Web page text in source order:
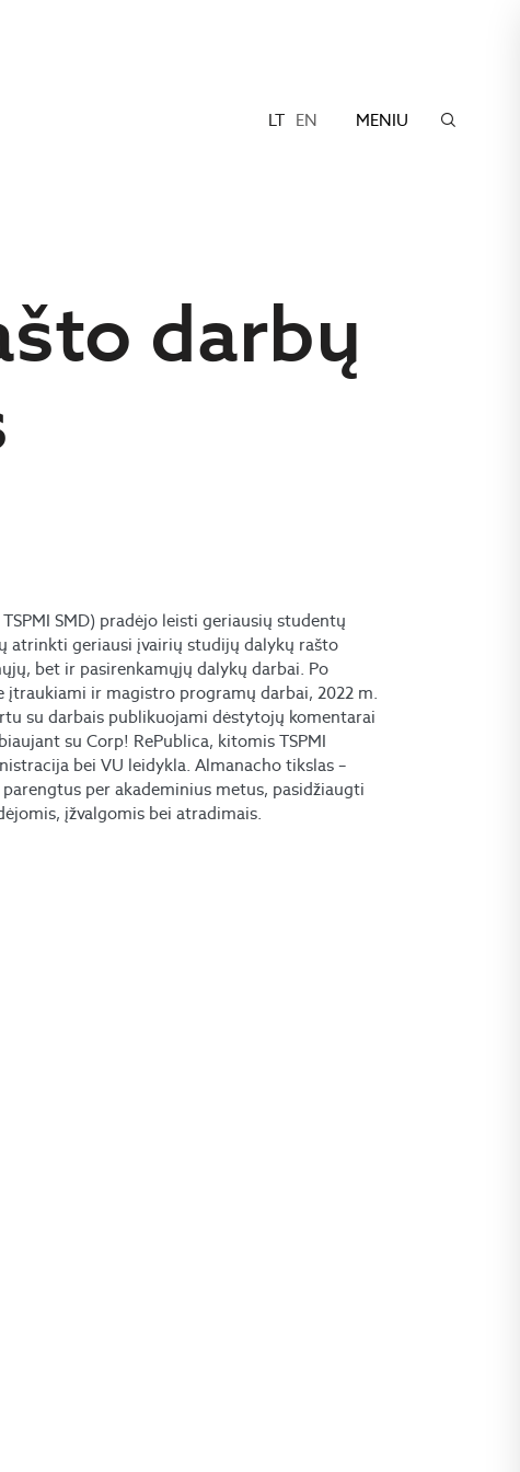
LT EN MENIU
darbų
SMD) pradėjo leisti geriausių studentų
atrinkti geriausi įvairių studijų dalykų rašto
bet ir pasirenkamųjų dalykų darbai. Po
įtraukiami ir magistro programų darbai, 2022 m.
su darbais publikuojami dėstytojų komentarai
suCorp! RePublica, kitomis TSPMI
bei VU leidykla. Almanacho tikslas –
per akademinius metus, pasidžiaugti
įžvalgomis bei atradimais.